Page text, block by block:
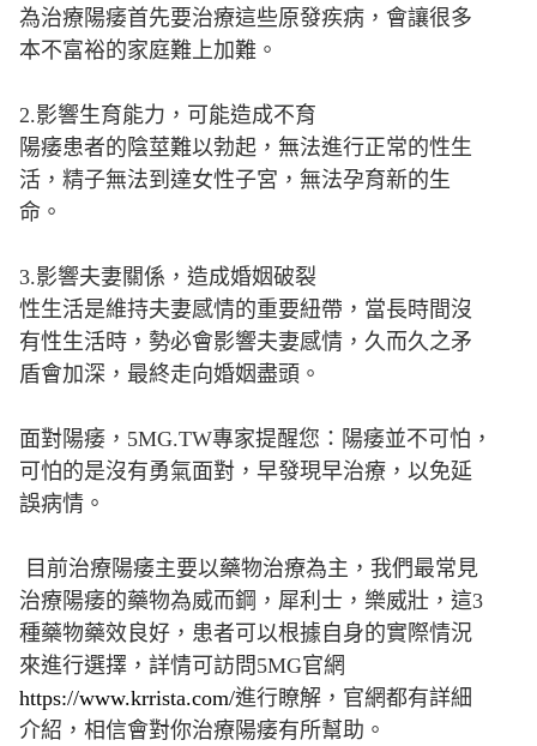
為治療陽痿首先要治療這些原發疾病，會讓很多
本不富裕的家庭難上加難。
2.影響生育能力，可能造成不育
陽痿患者的陰莖難以勃起，無法進行正常的性生
活，精子無法到達女性子宮，無法孕育新的生
命。
3.影響夫妻關係，造成婚姻破裂
性生活是維持夫妻感情的重要紐帶，當長時間沒
有性生活時，勢必會影響夫妻感情，久而久之矛
盾會加深，最終走向婚姻盡頭。
面對陽痿，5MG.TW專家提醒您：陽痿並不可怕，
可怕的是沒有勇氣面對，早發現早治療，以免延
誤病情。
目前治療陽痿主要以藥物治療為主，我們最常見
治療陽痿的藥物為威而鋼，犀利士，樂威壯，這3
種藥物藥效良好，患者可以根據自身的實際情況
來進行選擇，詳情可訪問5MG官網
https://www.krrista.com/進行瞭解，官網都有詳細
介紹，相信會對你治療陽痿有所幫助。